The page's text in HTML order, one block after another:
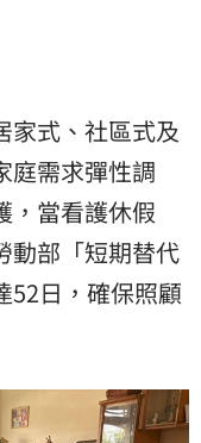
家式、社區式及
庭需求彈性調
，當看護休假
動部「短期替代
52日，確保照顧